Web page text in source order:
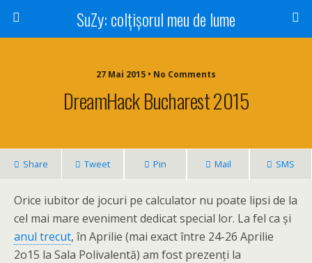
SuZy: colţişorul meu de lume
27 Mai 2015 • No Comments
DreamHack Bucharest 2015
Share Tweet Pin Mail SMS
Orice iubitor de jocuri pe calculator nu poate lipsi de la
cel mai mare eveniment dedicat special lor. La fel ca și
anul trecut, în Aprilie (mai exact între 24-26 Aprilie
2o15 la Sala Polivalentă) am fost prezenți la